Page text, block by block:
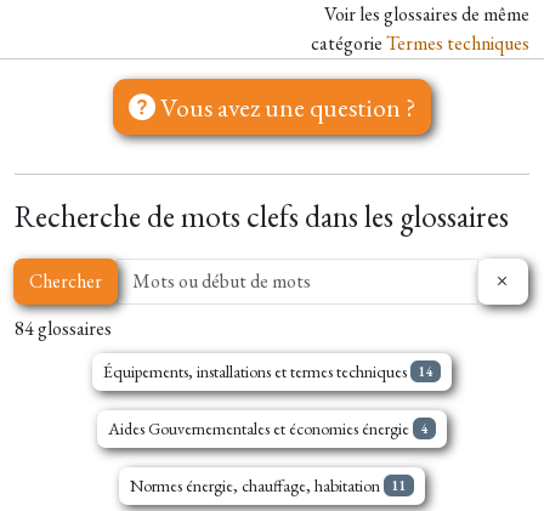
Voir les glossaires de même
catégorieTermes techniques
Vous avez une question ?
Recherche de mots clefs dans les glossaires
Chercher
84 glossaires
Équipements, installations et termes techniques 14
Aides Gouvernementales et économies énergie 4
Normes énergie, chauffage, habitation 11